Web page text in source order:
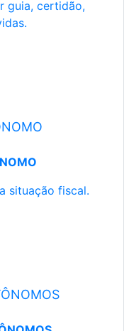
guia, certidão,
situação fiscal.